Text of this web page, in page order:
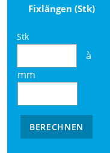
Fixlängen (Stk)
Stk
à
mm
BERECHNEN